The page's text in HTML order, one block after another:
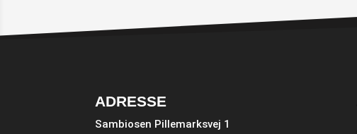
ADRESSE
Sambiosen Pillemarksvej 1